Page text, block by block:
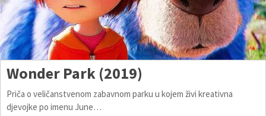
Wonder Park (2019)
Priča o veličanstvenom zabavnom parku u kojem živi kreativna
djevojke po imenu June…